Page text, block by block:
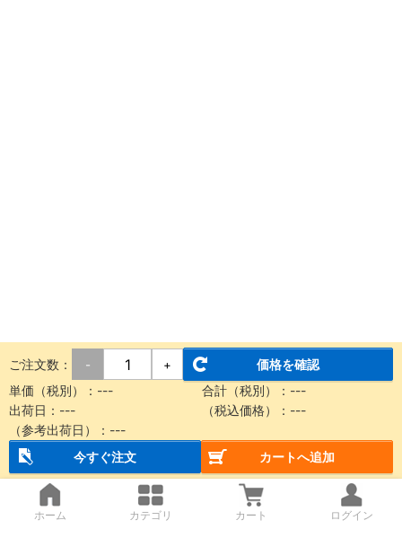
ご注文数： - +
価格を確認
単価（税別）： --- 合計（税別）： ---
出荷日： --- （税込価格）： ---
（参考出荷日）： ---
今すぐ注文
カートへ追加
ホーム カテゴリ カート ログイン